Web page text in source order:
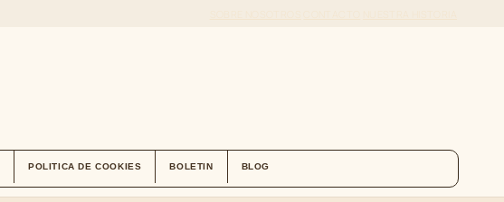
POLITICA DE COOKIES BOLETIN BLOG